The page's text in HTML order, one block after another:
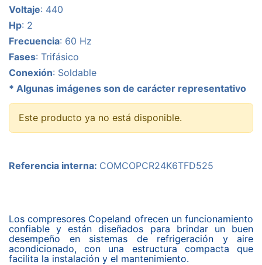
Voltaje: 440
Hp: 2
Frecuencia: 60 Hz
Fases: Trifásico
Conexión: Soldable
* Algunas imágenes son de carácter representativo
Este producto ya no está disponible.
Referencia interna: COMCOPCR24K6TFD525
Los compresores Copeland ofrecen un funcionamiento
confiable y están diseñados para brindar un buen
desempeño en sistemas de refrigeración y aire
acondicionado, con una estructura compacta que
facilita la instalación y el mantenimiento.